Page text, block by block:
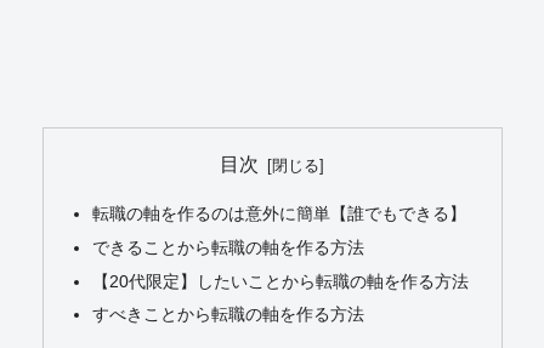
目次
転職の軸を作るのは意外に簡単【誰でもできる】
できることから転職の軸を作る方法
【20代限定】したいことから転職の軸を作る方法
すべきことから転職の軸を作る方法